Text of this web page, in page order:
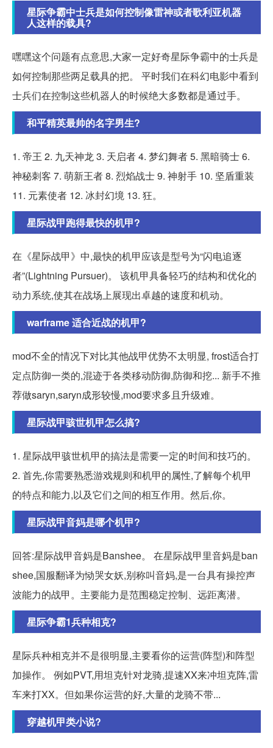
星际争霸中士兵是如何控制像雷神或者歌利亚机器
人这样的载具?
嘿嘿这个问题有点意思,大家一定好奇星际争霸中的士兵是
如何控制那些两足载具的把。 平时我们在科幻电影中看到
士兵们在控制这些机器人的时候绝大多数都是通过手。
和平精英最帅的名字男生?
1. 帝王 2. 九天神龙 3. 天启者 4. 梦幻舞者 5. 黑暗骑士 6.
神秘刺客 7. 萌新王者 8. 烈焰战士 9. 神射手 10. 坚盾重装
11. 元素使者 12. 冰封幻境 13. 狂。
星际战甲跑得最快的机甲?
在《星际战甲》中,最快的机甲应该是型号为“闪电追逐
者”(Lightning Pursuer)。 该机甲具备轻巧的结构和优化的
动力系统,使其在战场上展现出卓越的速度和机动。
warframe 适合近战的机甲?
mod不全的情况下对比其他战甲优势不太明显, frost适合打
定点防御一类的,混迹于各类移动防御,防御和挖... 新手不推
荐做saryn,saryn成形较慢,mod要求多且升级难。
星际战甲骇世机甲怎么搞?
1. 星际战甲骇世机甲的搞法是需要一定的时间和技巧的。
2. 首先,你需要熟悉游戏规则和机甲的属性,了解每个机甲
的特点和能力,以及它们之间的相互作用。然后,你。
星际战甲音妈是哪个机甲?
回答:星际战甲音妈是Banshee。 在星际战甲里音妈是ban
shee,国服翻译为恸哭女妖,别称叫音妈,是一台具有操控声
波能力的战甲。主要能力是范围稳定控制、远距离潜。
星际争霸1兵种相克?
星际兵种相克并不是很明显,主要看你的运营(阵型)和阵型
加操作。 例如PVT,用坦克针对龙骑,提速XX来冲坦克阵,雷
车来打XX。但如果你运营的好,大量的龙骑不带...
穿越机甲类小说?